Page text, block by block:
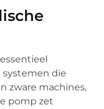
systemen die
zware machines,
pomp zet